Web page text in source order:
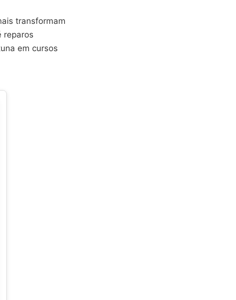
transformam
reparos
em cursos